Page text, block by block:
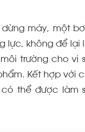
máy, một
lực, không để lại
trường cho vi
Kết hợp với
thể được làm